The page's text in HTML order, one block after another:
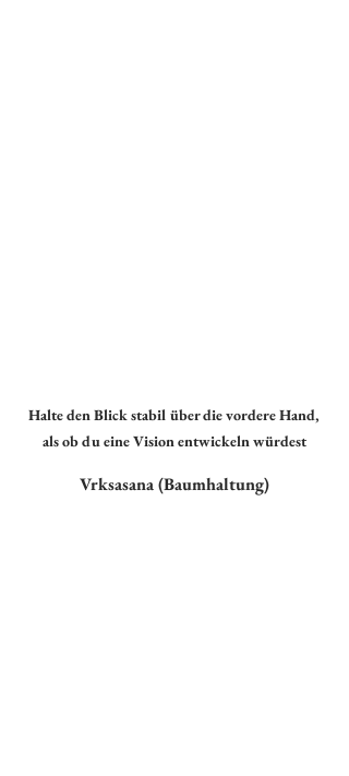
Halte den Blick stabil über die vordere Hand,
als ob du eine Vision entwickeln würdest
Vrksasana (Baumhaltung)